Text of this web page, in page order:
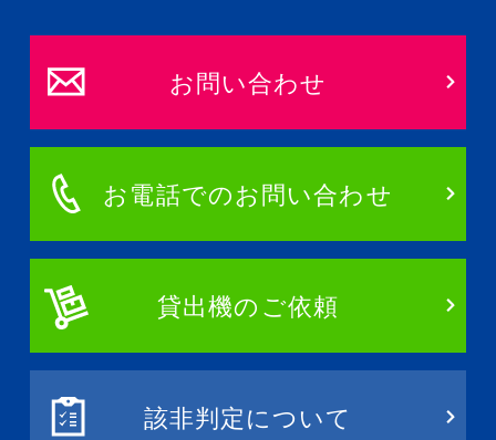
お問い合わせ
お電話でのお問い合わせ
貸出機のご依頼
該非判定について